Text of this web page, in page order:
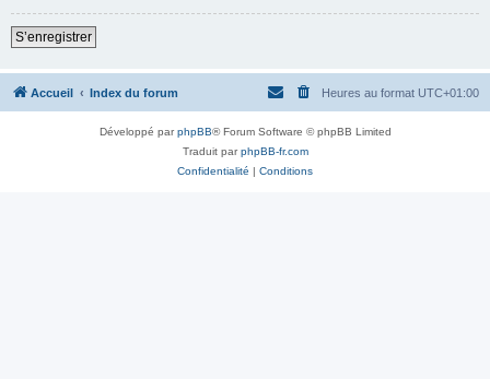
S’enregistrer
Accueil Index du forum Heures au format UTC+01:00
Développé parphpBB® Forum Software © phpBB Limited
Traduit parphpBB-fr.com
Confidentialité | Conditions